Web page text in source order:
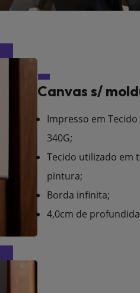
Canvas s/
Impresso em Tecido
340G;
Tecido utilizado em
pintura;
Borda infinita;
4,0cm de